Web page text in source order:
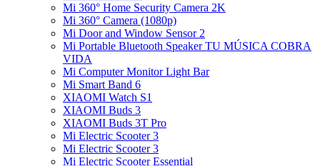
Mi 360° Home Security Camera 2K
Mi 360° Camera (1080p)
Mi Door and Window Sensor 2
Mi Portable Bluetooth Speaker TU MÚSICA COBRA
VIDA
Mi Computer Monitor Light Bar
Mi Smart Band 6
XIAOMI Watch S1
XIAOMI Buds 3
XIAOMI Buds 3T Pro
Mi Electric Scooter 3
Mi Electric Scooter 3
Mi Electric Scooter Essential